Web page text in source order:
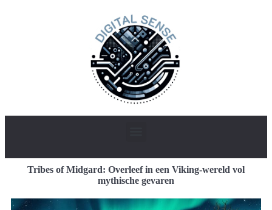
Tribes of Midgard: Overleef in een Viking-wereld vol
mythische gevaren